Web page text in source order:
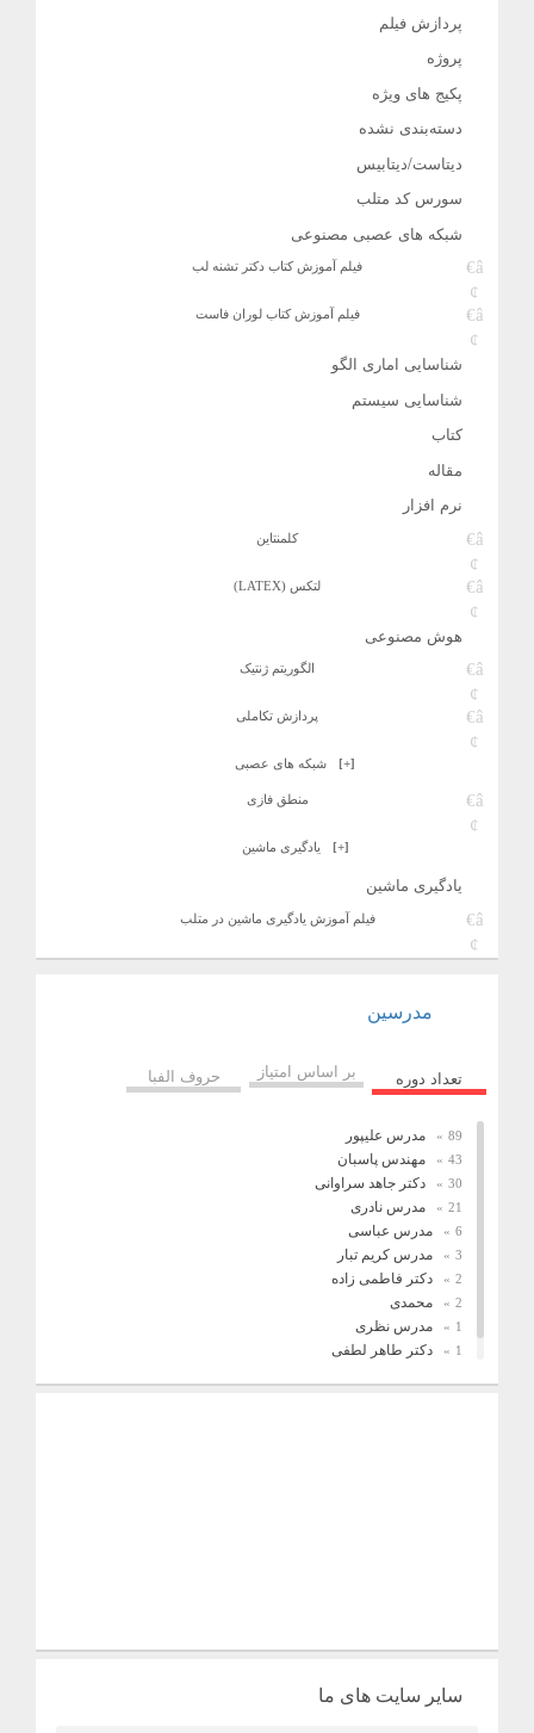
پردازش فیلم
پروژه
پکیج های ویژه
دسته‌بندی نشده
دیتاست/دیتابیس
سورس کد متلب
شبکه های عصبی مصنوعی
فیلم آموزش کتاب دکتر تشنه لب
فیلم آموزش کتاب لوران فاست
شناسایی اماری الگو
شناسایی سیستم
کتاب
مقاله
نرم افزار
کلمنتاین
لتکس (LATEX)
هوش مصنوعی
الگوریتم ژنتیک
پردازش تکاملی
[+] شبکه های عصبی
منطق فازی
[+] یادگیری ماشین
یادگیری ماشین
فیلم آموزش یادگیری ماشین در متلب
مدرسین
تعداد دوره بر اساس امتیاز حروف الفبا
89 مدرس علیپور
43 مهندس پاسبان
30 دکتر جاهد سراوانی
21 مدرس نادری
6 مدرس عباسی
3 مدرس کریم تبار
2 دکتر فاطمی زاده
2 محمدی
1 مدرس نظری
1 دکتر طاهر لطفی
سایر سایت های ما